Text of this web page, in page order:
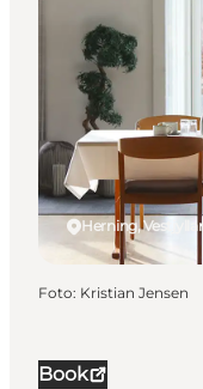
Book
Herning,
Foto: Kristian Jensen